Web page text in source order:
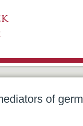
differences in
of